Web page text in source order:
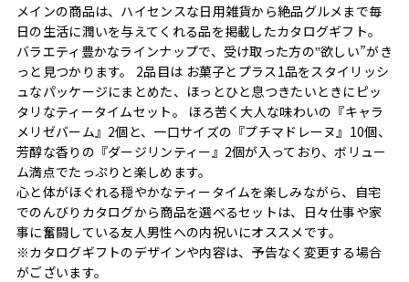
メインの商品は、ハイセンスな日用雑貨から絶品グルメまで毎
日の生活に潤いを与えてくれる品を掲載したカタログギフト。
バラエティ豊かなラインナップで、受け取った方の‟欲しい”がき
っと見つかります。 2品目は お菓子とプラス1品をスタイリッシ
ュなパッケージにまとめた、ほっとひと息つきたいときにピッ
タリなティータイムセット。 ほろ苦く大人な味わいの『キャラ
メリゼバーム』2個と、一口サイズの『プチマドレーヌ』10個、
芳醇な香りの『ダージリンティー』2個が入っており、ボリュー
ム満点でたっぷりと楽しめます。
心と体がほぐれる穏やかなティータイムを楽しみながら、自宅
でのんびりカタログから商品を選べるセットは、日々仕事や家
事に奮闘している友人男性への内祝いにオススメです。
※カタログギフトのデザインや内容は、予告なく変更する場合
がございます。